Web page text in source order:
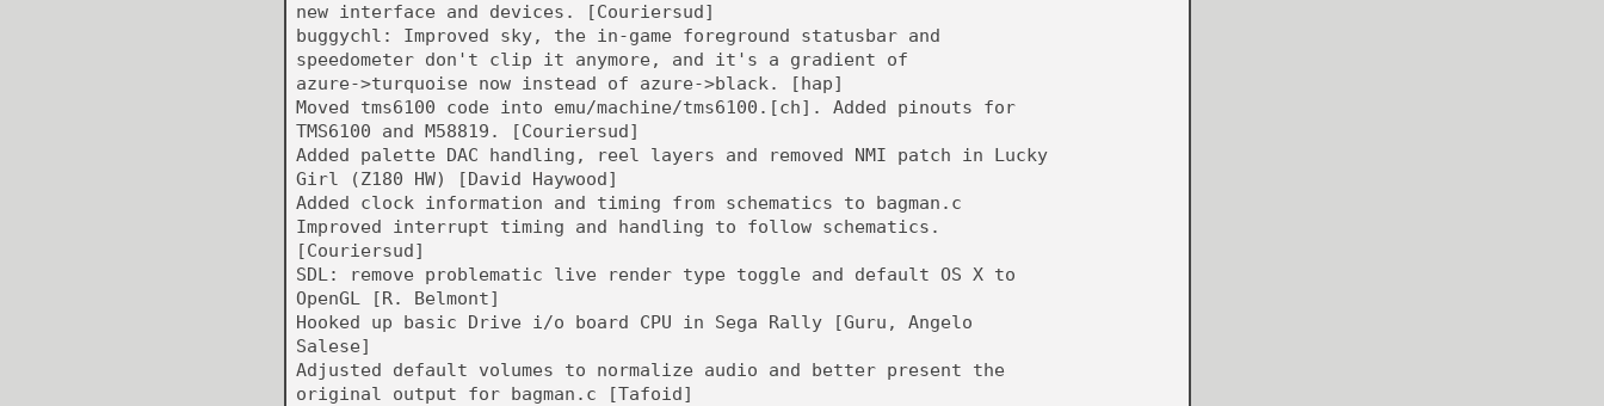
new interface and devices. [Couriersud]
buggychl: Improved sky, the in-game foreground statusbar and
speedometer don't clip it anymore, and it's a gradient of
azure->turquoise now instead of azure->black. [hap]
Moved tms6100 code into emu/machine/tms6100.[ch]. Added pinouts for
TMS6100 and M58819. [Couriersud]
Added palette DAC handling, reel layers and removed NMI patch in Lucky
Girl (Z180 HW) [David Haywood]
Added clock information and timing from schematics to bagman.c
Improved interrupt timing and handling to follow schematics.
[Couriersud]
SDL: remove problematic live render type toggle and default OS X to
OpenGL [R. Belmont]
Hooked up basic Drive i/o board CPU in Sega Rally [Guru, Angelo
Salese]
Adjusted default volumes to normalize audio and better present the
original output for bagman.c [Tafoid]